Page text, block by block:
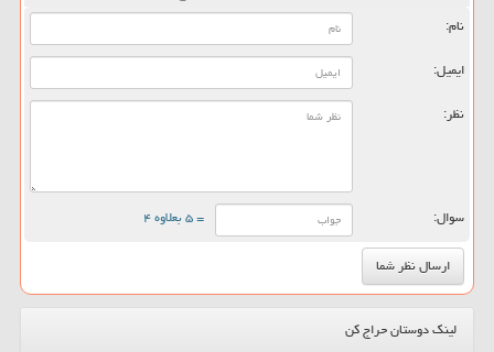
نام:
ایمیل:
نظر:
سوال: = ۵ بعلاوه ۴
لینک دوستان حراج کن